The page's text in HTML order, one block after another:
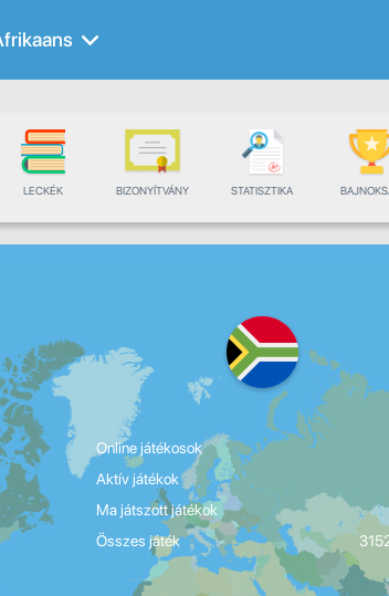
LECKÉK BIZONYÍTVÁNY STATISZTIKA
Online játékosok
Aktív játékok
Ma játszott játékok
Összes játék